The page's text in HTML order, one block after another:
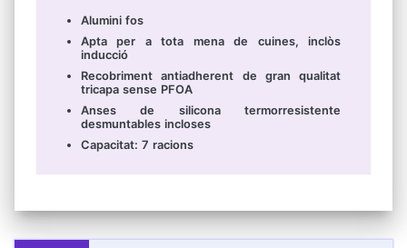
Alumini fos
Apta per a tota mena de cuines, inclòs
inducció
Recobriment antiadherent de gran qualitat
tricapa sense PFOA
Anses de silicona termorresistente
desmuntables incloses
Capacitat: 7 racions